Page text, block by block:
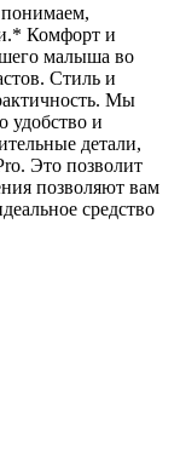
Комфорт и
малыша во
Стиль и
Мы
удобство и
детали,
Это позволит
позволяют вам
средство